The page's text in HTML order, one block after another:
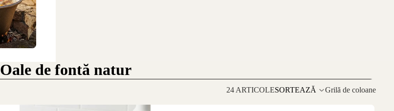
Oale de fontă natur
24 ARTICOLESORTEAZĂ Grilă de coloane